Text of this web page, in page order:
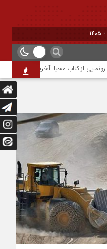
رونمایی از کتاب محیا، آخرین اثر نویسنده